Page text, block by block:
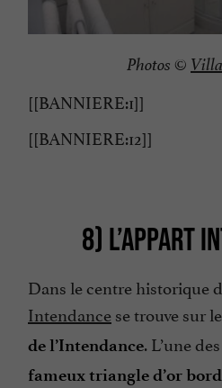
Photos ©
[[BANNIERE:1]]
[[BANNIERE:12]]
8) L’APPART
Dans le centre historique
Intendancese trouve sur le
de l’Intendance. L’une
fameux triangle d’or